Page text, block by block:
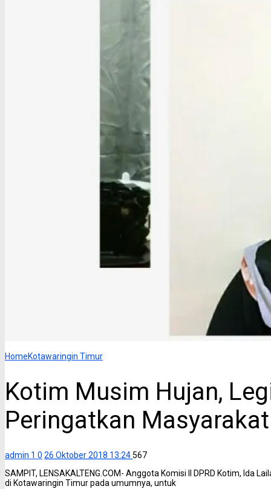
HomeKotawaringin Timur
Kotim Musim Hujan,
Peringatkan
admin 1 0 26 Oktober 2018 13:24567
SAMPIT, LENSAKALTENG.COM- Anggota Komisi II DPRD Kotim, Ida
di Kotawaringin Timur pada umumnya, untuk